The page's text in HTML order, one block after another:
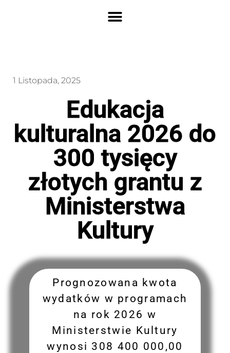
1 Listopada, 2025
Edukacja
kulturalna 2026 do
300 tysięcy
złotych grantu z
Ministerstwa
Kultury
Prognozowana kwota
wydatków w programach
na rok 2026 w
Ministerstwie Kultury
wynosi 308 400 000,00